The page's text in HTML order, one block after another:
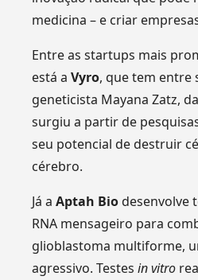
medicina – e criar
Entre as startups mais
está aVyro, que tem entre
geneticista Mayana Zatz,
surgiu a partir de
seu potencial de destruir
cérebro.
Já aAptah Biodesenvolve
RNA mensageiro para
glioblastoma multiforme,
agressivo. Testesin vitro